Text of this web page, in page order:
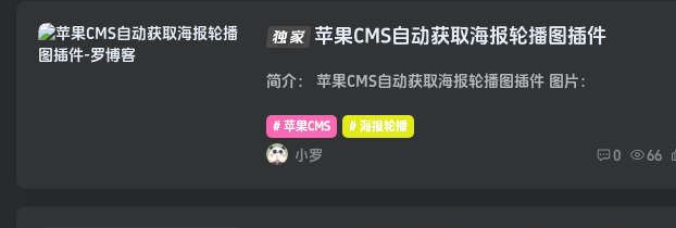
苹果CMS自动获取海报轮播图插件
简介： 苹果CMS自动获取海报轮播图插件 图片：
# 苹果CMS # 海报轮播
小罗 0 66